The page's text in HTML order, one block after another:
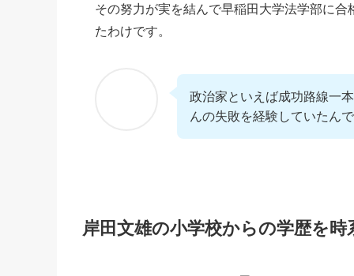
その努力が実を結んで早稲田大学法学部に
たわけです。
政治家といえば成功路線一
んの失敗を経験していたん
岸田文雄の小学校からの学歴を時